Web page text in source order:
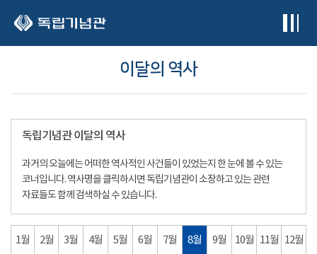
이달의 역사
독립기념관 이달의 역사
과거의 오늘에는 어떠한 역사적인 사건들이 있었는지 한 눈에 볼 수 있는
코너입니다. 역사명을 클릭하시면 독립기념관이 소장하고 있는 관련
자료들도 함께 검색하실 수 있습니다.
1월 2월 3월 4월 5월 6월 7월 8월 9월 10월 11월 12월